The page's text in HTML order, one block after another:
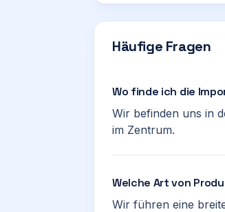
Häufige Fragen
Wo finde ich die
Wir befinden uns in
im Zentrum.
Welche Art von
Wir führen eine